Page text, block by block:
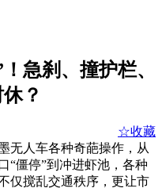
急刹、撞护栏、
？
☆收藏
无人车各种奇葩操作，从
“僵停”到冲进虾池，各种
仅搅乱交通秩序，更让市